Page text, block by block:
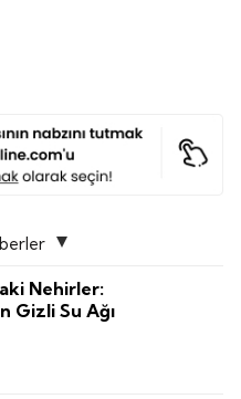
Nehirler:
Gizli Su Ağı